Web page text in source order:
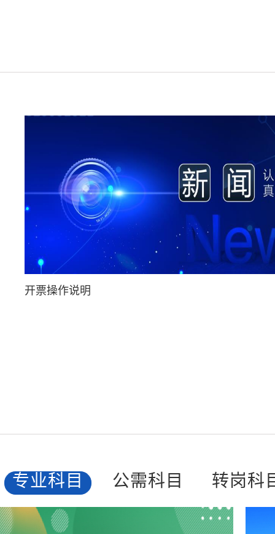
开票操作说明
专业科目 公需科目 转岗科